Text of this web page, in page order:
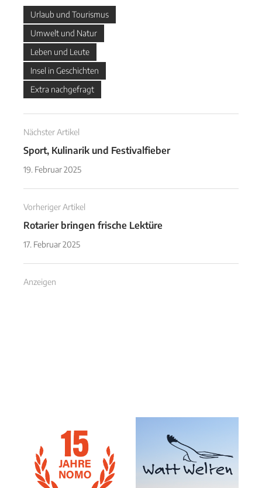
Urlaub und Tourismus
Umwelt und Natur
Leben und Leute
Insel in Geschichten
Extra nachgefragt
Nächster Artikel
Sport, Kulinarik und Festivalfieber
19. Februar 2025
Vorheriger Artikel
Rotarier bringen frische Lektüre
17. Februar 2025
Anzeigen